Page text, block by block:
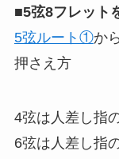
■5弦8フレット
5弦ルート①か
押さえ方
4弦は人差し指
6弦は人差し指